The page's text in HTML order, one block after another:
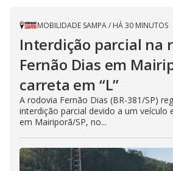
MOBILIDADE SAMPA/ HÁ 30 MINUTOS
Interdição parcial na
Fernão Dias em
carreta em “L”
A rodovia Fernão Dias (BR-381/SP)
interdição parcial devido a um veículo
em Mairiporã/SP, no...